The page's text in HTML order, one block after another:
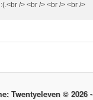
/> <br /> <br /> <br />
Twentyeleven © 2026 -